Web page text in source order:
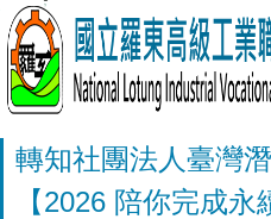
轉知社團法人臺灣
【2026 陪你完成